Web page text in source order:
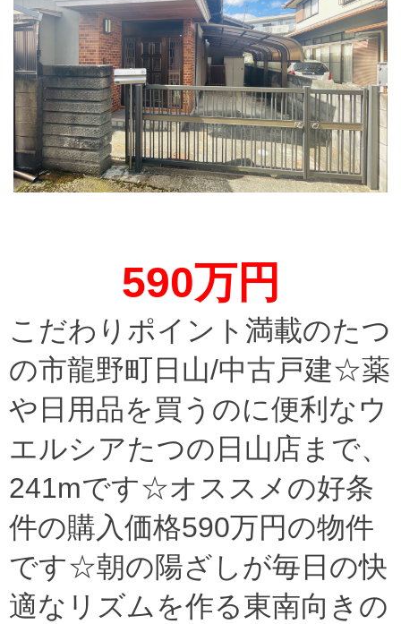
590万円
こだわりポイント満載のたつ
の市龍野町日山/中古戸建☆薬
や日用品を買うのに便利なウ
エルシアたつの日山店まで、
241mです☆オススメの好条
件の購入価格590万円の物件
です☆朝の陽ざしが毎日の快
適なリズムを作る東南向きの